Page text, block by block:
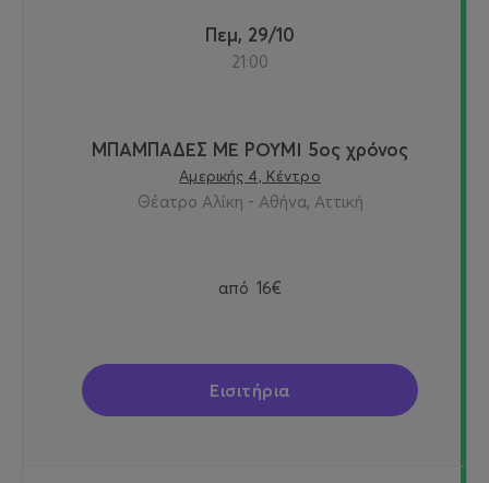
Πεμ, 29/10
21:00
ΜΠΑΜΠΑΔΕΣ ΜΕ ΡΟΥΜΙ 5ος χρόνος
Αμερικής 4, Κέντρο
Θέατρο Αλίκη - Αθήνα, Αττική
από 16€
Εισιτήρια